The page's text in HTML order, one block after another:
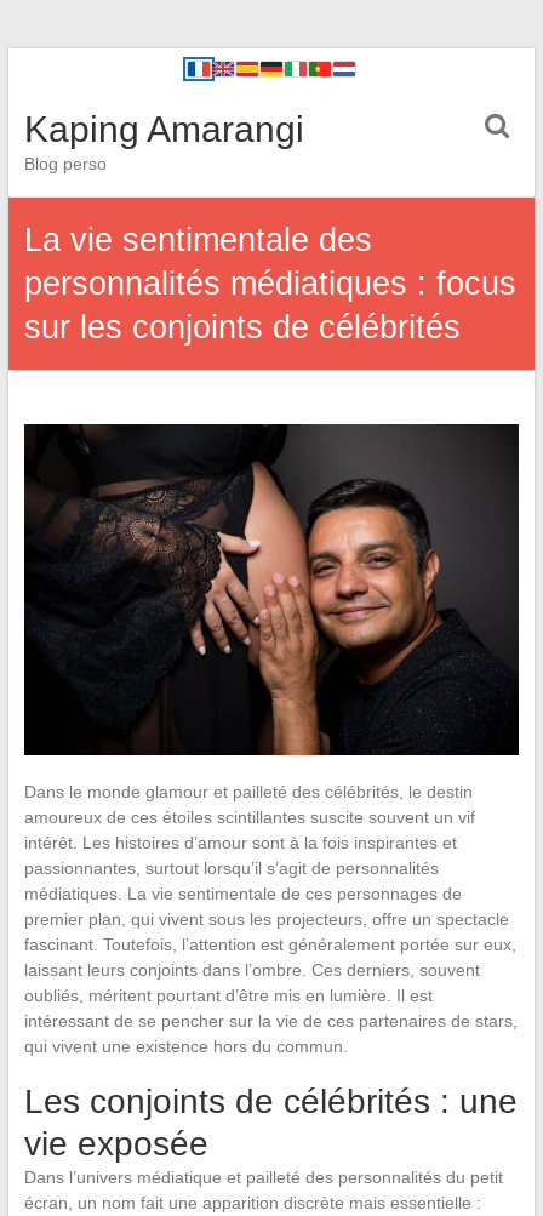
Kaping Amarangi
Blog perso
La vie sentimentale des
personnalités médiatiques : focus
sur les conjoints de célébrités
Dans le monde glamour et pailleté des célébrités, le destin
amoureux de ces étoiles scintillantes suscite souvent un vif
intérêt. Les histoires d’amour sont à la fois inspirantes et
passionnantes, surtout lorsqu’il s’agit de personnalités
médiatiques. La vie sentimentale de ces personnages de
premier plan, qui vivent sous les projecteurs, offre un spectacle
fascinant. Toutefois, l’attention est généralement portée sur eux,
laissant leurs conjoints dans l’ombre. Ces derniers, souvent
oubliés, méritent pourtant d’être mis en lumière. Il est
intéressant de se pencher sur la vie de ces partenaires de stars,
qui vivent une existence hors du commun.
Les conjoints de célébrités : une
vie exposée
Dans l’univers médiatique et pailleté des personnalités du petit
écran, un nom fait une apparition discrète mais essentielle :